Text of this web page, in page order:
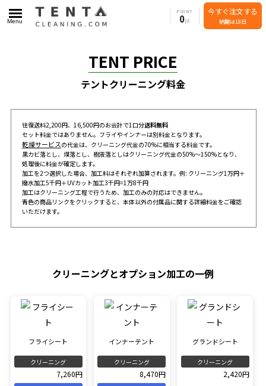
POINT
0
今すぐ注文する
納期は18日
Menu
TENT PRICE
テントクリーニング料金
往復送料2,200円、16,500円のお会計で1口分送料無料
セット料金ではありません。フライやインナーは別料金となります。
乾燥サービスの代金は、クリーニング代金の70%に相当する料金です。
黒カビ落とし、煤落とし、樹液落としはクリーニング代金の50%～150%となり、
処理後に料金が確定します。
加工を2つ選択した場合、加工料はそれぞれ加算されます。例: クリーニング1万円＋
撥水加工5千円＋UVカット加工3千円=1万8千円
加工はクリーニング工程で行うため、加工のみの対応はできません。
青色の商品リンクをクリックすると、本体以外の付属品に関する詳細料金をご確認
いただけます。
クリーニングとオプション加工の一例
フライシート
クリーニング
7,260円
インナーテント
クリーニング
8,470円
グランドシート
クリーニング
2,420円